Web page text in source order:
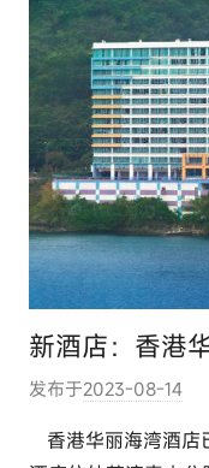
新酒店：香港
发布于2023-08-14
:
香港华丽海湾酒店